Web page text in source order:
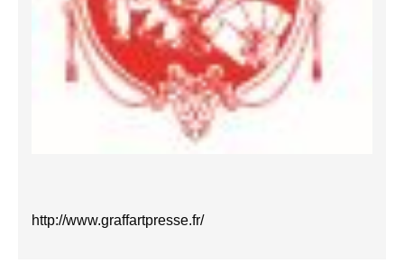
http://www.graffartpresse.fr/